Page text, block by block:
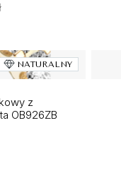
NATURALNY
z
OB926ZB